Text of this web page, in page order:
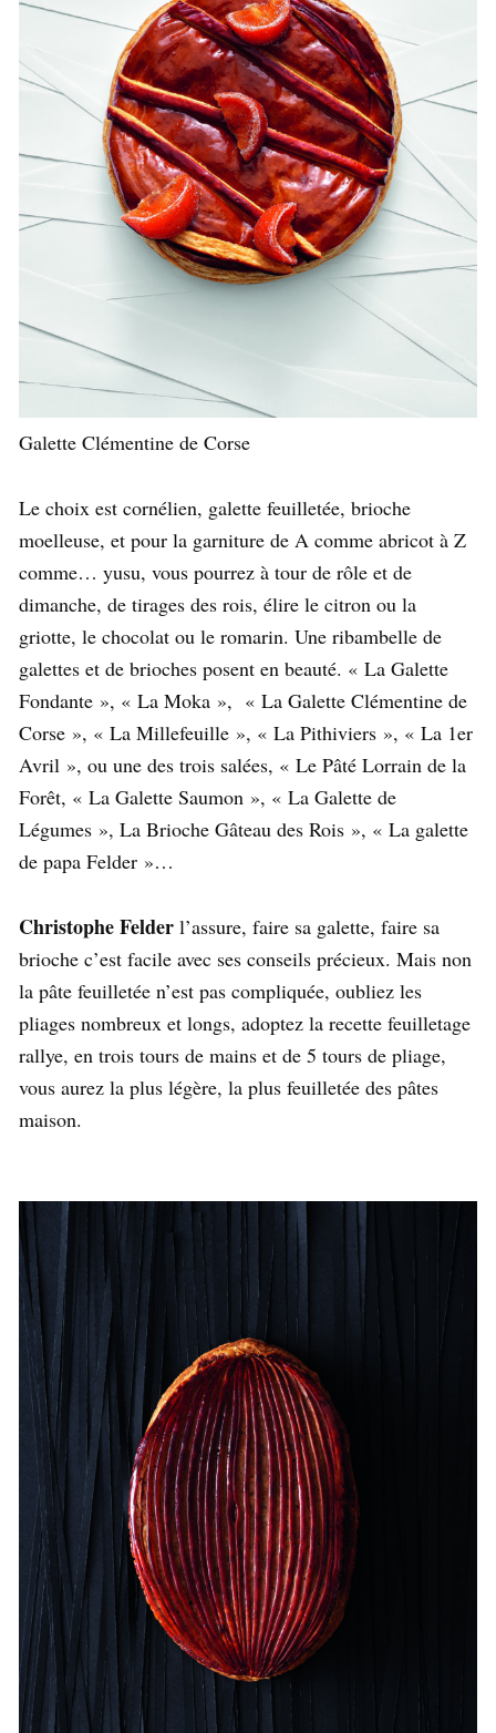
Galette Clémentine de Corse
Le choix est cornélien, galette feuilletée, brioche
moelleuse, et pour la garniture de A comme abricot à Z
comme… yusu, vous pourrez à tour de rôle et de
dimanche, de tirages des rois, élire le citron ou la
griotte, le chocolat ou le romarin. Une ribambelle de
galettes et de brioches posent en beauté. « La Galette
Fondante », « La Moka », « La Galette Clémentine de
Corse », « La Millefeuille », « La Pithiviers », « La 1er
Avril », ou une des trois salées, « Le Pâté Lorrain de la
Forêt, « La Galette Saumon », « La Galette de
Légumes », La Brioche Gâteau des Rois », « La galette
de papa Felder »…
Christophe Felder l’assure, faire sa galette, faire sa
brioche c’est facile avec ses conseils précieux. Mais non
la pâte feuilletée n’est pas compliquée, oubliez les
pliages nombreux et longs, adoptez la recette feuilletage
rallye, en trois tours de mains et de 5 tours de pliage,
vous aurez la plus légère, la plus feuilletée des pâtes
maison.